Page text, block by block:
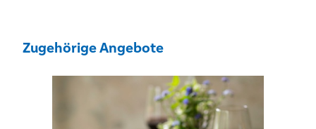
Zugehörige Angebote